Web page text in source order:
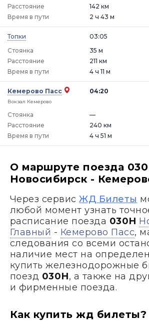
Расстояние
142 км
Время в пути
2 ч 43 м
Топки
03:05
Стоянка
35 м
Расстояние
211 км
Время в пути
4 ч 11 м
Кемерово Пасс
Вокзал Кемерово
04:20
Стоянка —
Расстояние
240 км
Время в пути
4 ч 51 м
О маршруте поезда
Новосибирск -
Через сервисЖД Билеты
любой момент узнать
расписание поезда 030Н
Главный - Кемерово Пасс,
следования со всеми
наличие мест на
купить железнодорожные
поезд 030Н, а также на
и фирменные поезда.
Как купить жд билеты?